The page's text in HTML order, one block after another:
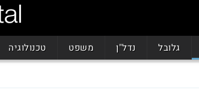
גלובל נדל"ן משפט טכנולוגיה